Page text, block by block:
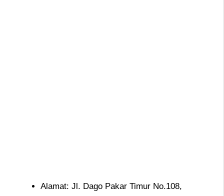
Alamat: Jl. Dago Pakar Timur No.108,